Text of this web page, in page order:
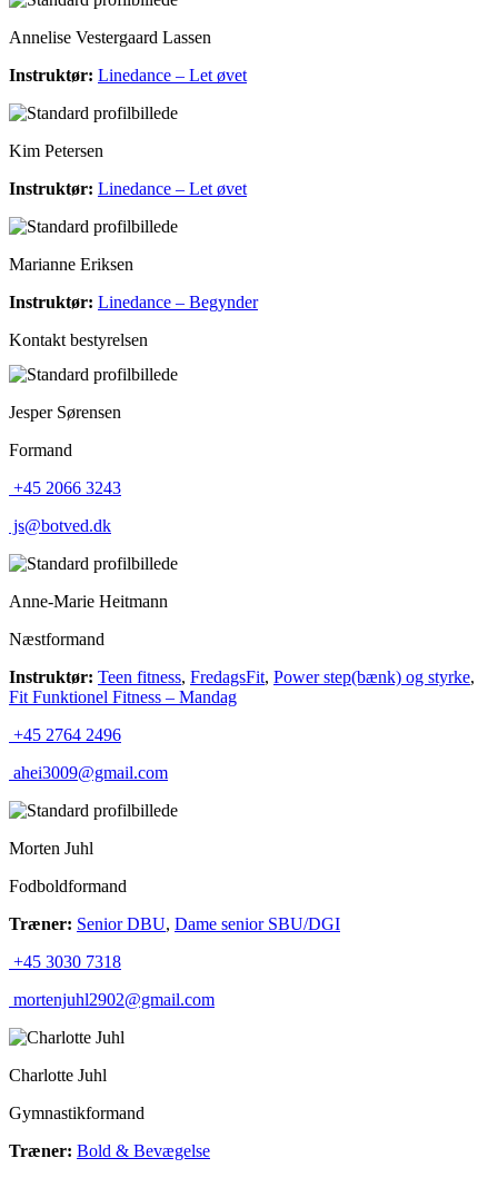
Annelise Vestergaard Lassen
Instruktør: Linedance – Let øvet
Kim Petersen
Instruktør: Linedance – Let øvet
Marianne Eriksen
Instruktør: Linedance – Begynder
Kontakt bestyrelsen
Jesper Sørensen
Formand
+45 2066 3243
js@botved.dk
Anne-Marie Heitmann
Næstformand
Instruktør: Teen fitness, FredagsFit, Power step(bænk) og styrke,
Fit Funktionel Fitness – Mandag
+45 2764 2496
ahei3009@gmail.com
Morten Juhl
Fodboldformand
Træner: Senior DBU, Dame senior SBU/DGI
+45 3030 7318
mortenjuhl2902@gmail.com
Charlotte Juhl
Gymnastikformand
Træner: Bold & Bevægelse